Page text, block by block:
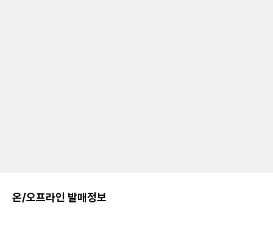
온/오프라인 발매정보